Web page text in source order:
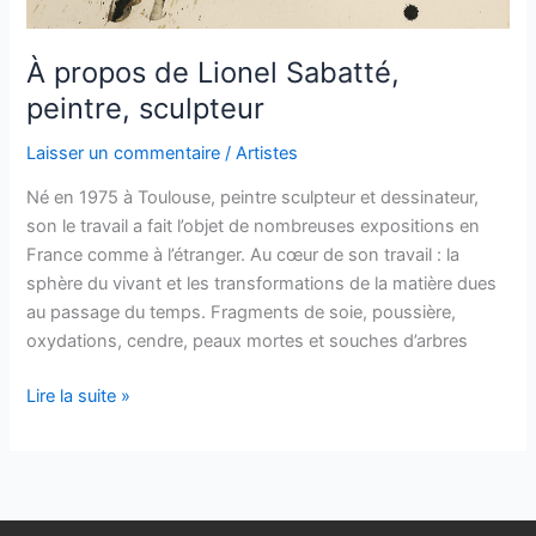
À propos de Lionel Sabatté,
peintre, sculpteur
Laisser un commentaire /Artistes
Né en 1975 à Toulouse, peintre sculpteur et dessinateur,
son le travail a fait l’objet de nombreuses expositions en
France comme à l’étranger. Au cœur de son travail : la
sphère du vivant et les transformations de la matière dues
au passage du temps. Fragments de soie, poussière,
oxydations, cendre, peaux mortes et souches d’arbres
À
Lire la suite »